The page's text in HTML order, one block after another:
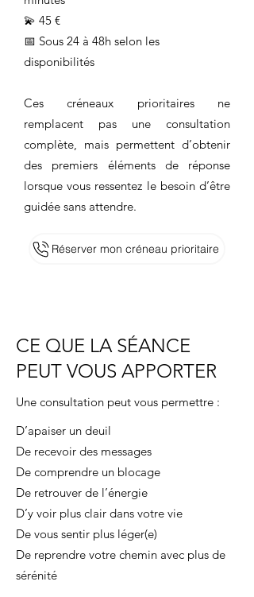
💫 45 €
📅 Sous 24 à 48h selon les
disponibilités
Ces créneaux prioritaires ne
remplacent pas une consultation
complète, mais permettent d’obtenir
des premiers éléments de réponse
lorsque vous ressentez le besoin d’être
guidée sans attendre.
Réserver mon créneau prioritaire
CE QUE LA SÉANCE
PEUT VOUS APPORTER
Une consultation peut vous permettre :
D’apaiser un deuil
De recevoir des messages
De comprendre un blocage
De retrouver de l’énergie
D’y voir plus clair dans votre vie
De vous sentir plus léger(e)
De reprendre votre chemin avec plus de
sérénité